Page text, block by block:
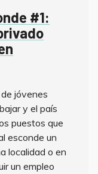
#1:
jóvenes
y el país
puestos que
esconde un
localidad o en
un empleo